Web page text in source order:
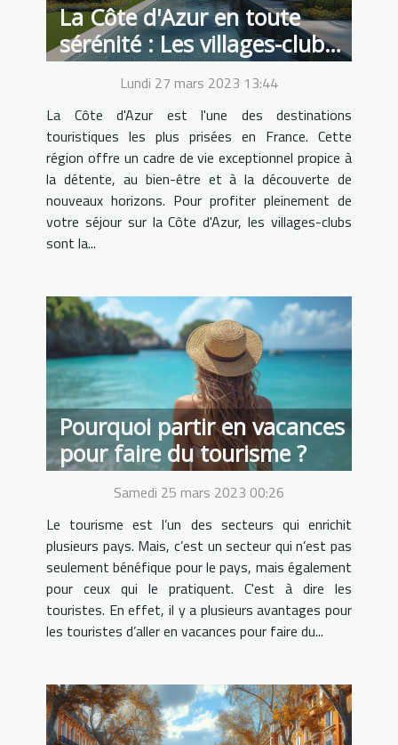
La Côte d'Azur en toute
sérénité : Les villages-clubs,
la solution idéale pour des
vacances réussies
Lundi 27 mars 2023 13:44
La Côte d'Azur est l'une des destinations
touristiques les plus prisées en France. Cette
région offre un cadre de vie exceptionnel propice à
la détente, au bien-être et à la découverte de
nouveaux horizons. Pour profiter pleinement de
votre séjour sur la Côte d'Azur, les villages-clubs
sont la...
Pourquoi partir en vacances
pour faire du tourisme ?
Samedi 25 mars 2023 00:26
Le tourisme est l’un des secteurs qui enrichit
plusieurs pays. Mais, c’est un secteur qui n’est pas
seulement bénéfique pour le pays, mais également
pour ceux qui le pratiquent. C'est à dire les
touristes. En effet, il y a plusieurs avantages pour
les touristes d’aller en vacances pour faire du...